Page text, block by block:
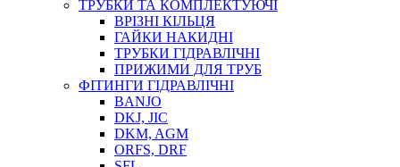
ТРУБКИ ТА КОМПЛЕКТУЮЧІ
ВРІЗНІ КІЛЬЦЯ
ГАЙКИ НАКИДНІ
ТРУБКИ ГІДРАВЛІЧНІ
ПРИЖИМИ ДЛЯ ТРУБ
ФІТИНГИ ГІДРАВЛІЧНІ
BANJO
DKJ, JIC
DKM, AGM
ORFS, DRF